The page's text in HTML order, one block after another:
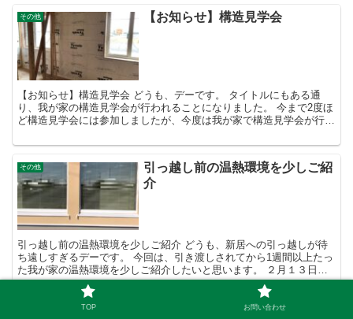
その他 【お知らせ】構造見学会
【お知らせ】構造見学会 どうも、デーです。 タイトルにもある通
り、我が家の構造見学会が行われることになりました。 今まで2度ほ
ど構造見学会には参加しましたが、今度は我が家で構造見学会が行わ
その他
引っ越し前の温熱環境を少しご紹
介
引っ越し前の温熱環境を少しご紹介 どうも、新居への引っ越しが待
ち遠しすぎるデーです。 今回は、引き渡しされてから1週間以上たっ
た我が家の温熱環境を少しご紹介したいと思います。 ２月１３日朝
の温湿度 2月14日夕方の温湿度 まずは引き渡しを受...
TOP お問い合わせ